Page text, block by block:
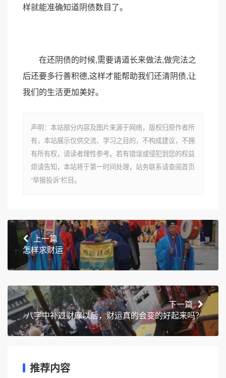
样就能准确知道阴债数目了。
在还阴债的时候,需要请道长来做法,做完法之
后还要多行善积德,这样才能帮助我们还清阴债,让
我们的生活更加美好。
声明：本站部分内容及图片来源于网络，版权归原作者所
有，本站展示仅供交流、学习之目的，不构成建议，不拥
有所有权，请读者理性参考。若有错误或侵犯到您的权益
烦请告知，本站将于第一时间处理，站务联系请查阅首页
“举报投诉”栏目。
上一篇
怎样求财运
下一篇
八字中补过财库以后，财运真的会变的好起来吗？
推荐内容